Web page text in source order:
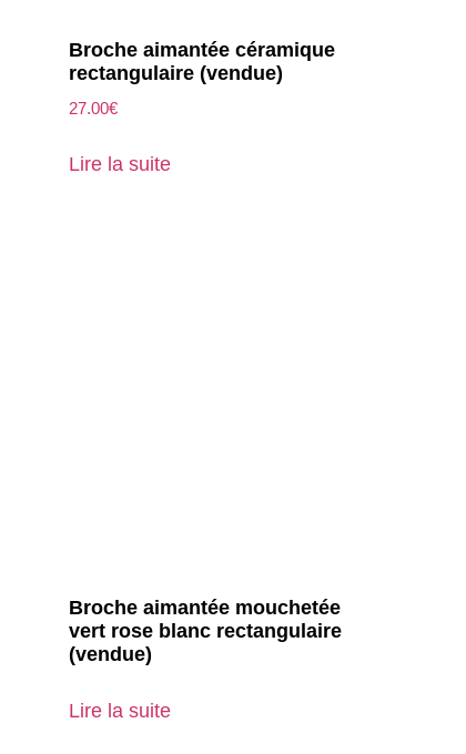
Broche aimantée céramique
rectangulaire (vendue)
27.00€
Lire la suite
Broche aimantée mouchetée
vert rose blanc rectangulaire
(vendue)
Lire la suite